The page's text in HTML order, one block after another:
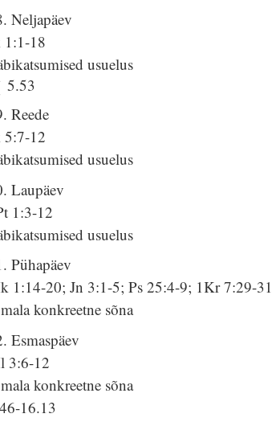
Neljapäev
1:1-18
usuelus
5.53
Reede
5:7-12
usuelus
Laupäev
1:3-12
usuelus
Pühapäev
1:14-20; Jn 3:1-5; Ps 25:4-9; 1Kr 7:29-31
konkreetne sõna
Esmaspäev
3:6-12
konkreetne sõna
16.13